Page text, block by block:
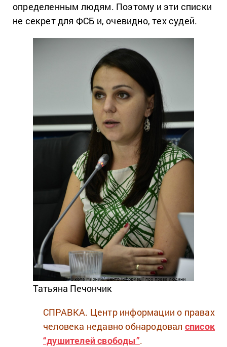
определенным людям. Поэтому и эти списки
не секрет для ФСБ и, очевидно, тех судей.
Татьяна Печончик
СПРАВКА. Центр информации о правах
человека недавно обнародовал список
“душителей свободы”.